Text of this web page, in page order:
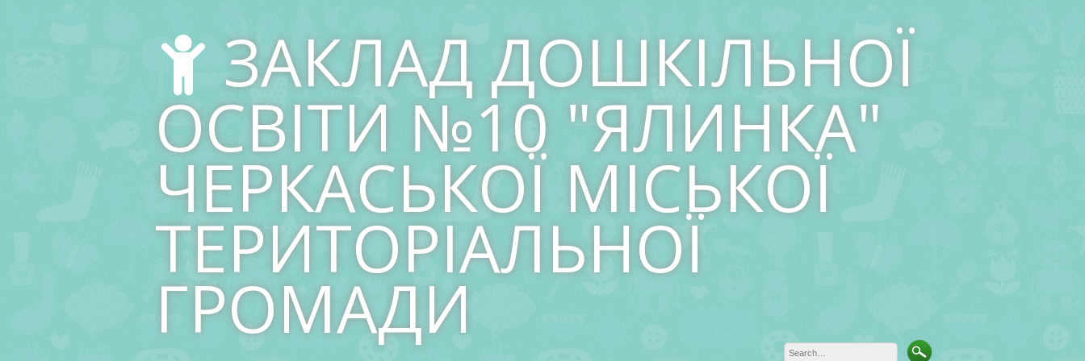
content
ЗАКЛАД ДОШКІЛЬНОЇ
ОСВІТИ №10 "ЯЛИНКА"
ЧЕРКАСЬКОЇ МІСЬКОЇ
ТЕРИТОРІАЛЬНОЇ
ГРОМАДИ